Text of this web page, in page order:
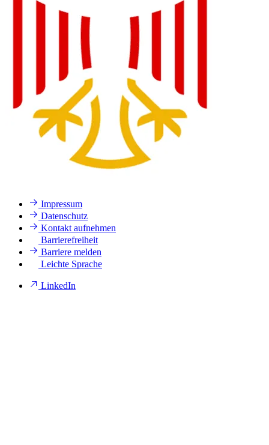
Impressum
Datenschutz
Kontakt aufnehmen
Barrierefreiheit
Barriere melden
Leichte Sprache
LinkedIn